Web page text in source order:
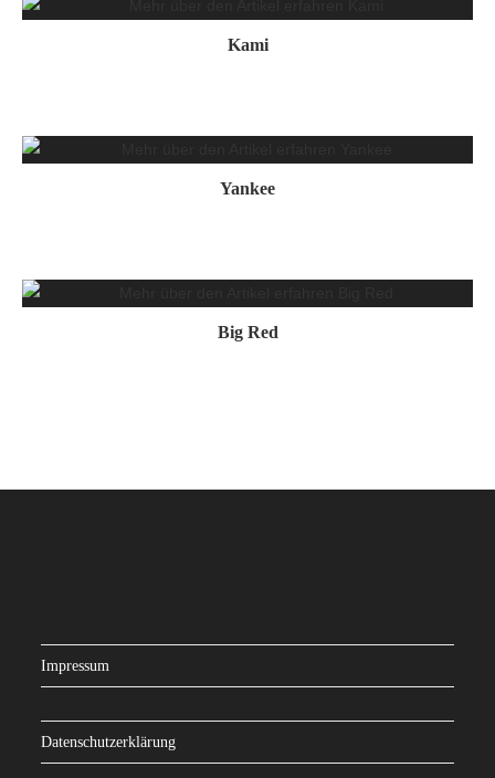
Kami
Yankee
Big Red
Impressum
Datenschutzerklärung